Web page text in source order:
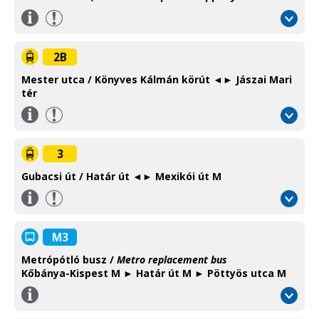
Információ
Information
2B
Mester utca / Könyves Kálmán körút ◄► Jászai Mari
tér
Információ
Information
3
Gubacsi út / Határ út ◄► Mexikói út M
Információ
Information
M3
Metrópótló busz / Metro replacement bus
Kőbánya-Kispest M ► Határ út M ► Pöttyös utca M
Információ